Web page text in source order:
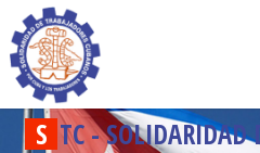
S TC-SOLIDARIDAD